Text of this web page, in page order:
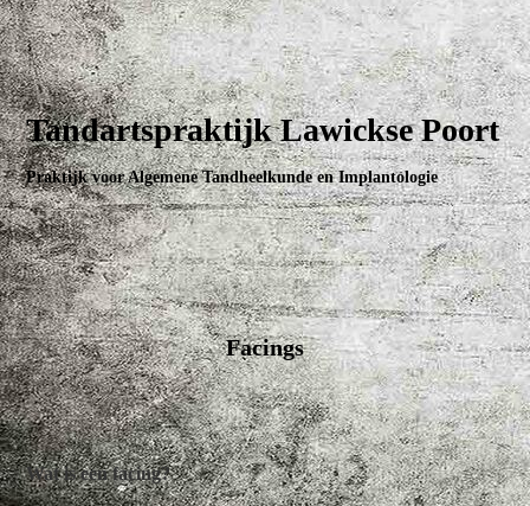
Tandartspraktijk Lawickse Poort
Praktijk voor Algemene Tandheelkunde en Implantologie
Facings
Wat is een facing?